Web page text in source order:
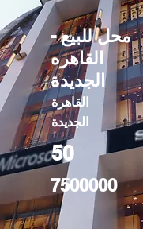
محل للبيع -
القاهره
الجديدة
القاهرة
الجديدة
50
7500000